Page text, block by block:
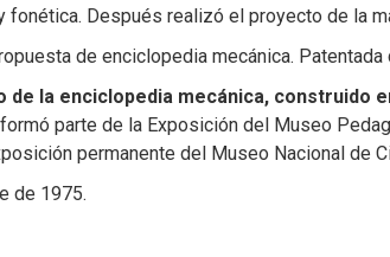
Después realizó el proyecto de la
de enciclopedia mecánica.
de la enciclopedia mecánica, construido
parte de la Exposición del Museo
permanente del Museo Nacional de
de 1975.